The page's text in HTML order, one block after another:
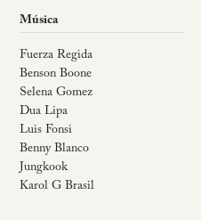
Música
Fuerza Regida
Benson Boone
Selena Gomez
Dua Lipa
Luis Fonsi
Benny Blanco
Jungkook
Karol G Brasil